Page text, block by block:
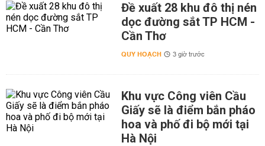
Đề xuất 28 khu đô thị nén
dọc đường sắt TP HCM -
Cần Thơ
QUY HOẠCH 3 giờ trước
Khu vực Công viên Cầu
Giấy sẽ là điểm bắn pháo
hoa và phố đi bộ mới tại
Hà Nội